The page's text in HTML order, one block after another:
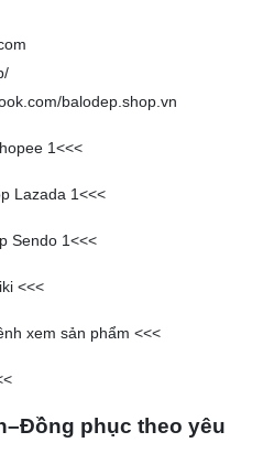
balodep.shop.vn
1<<<
Lazada 1<<<
Sendo 1<<<
<<<
xem sản phẩm <<<
phục theo yêu